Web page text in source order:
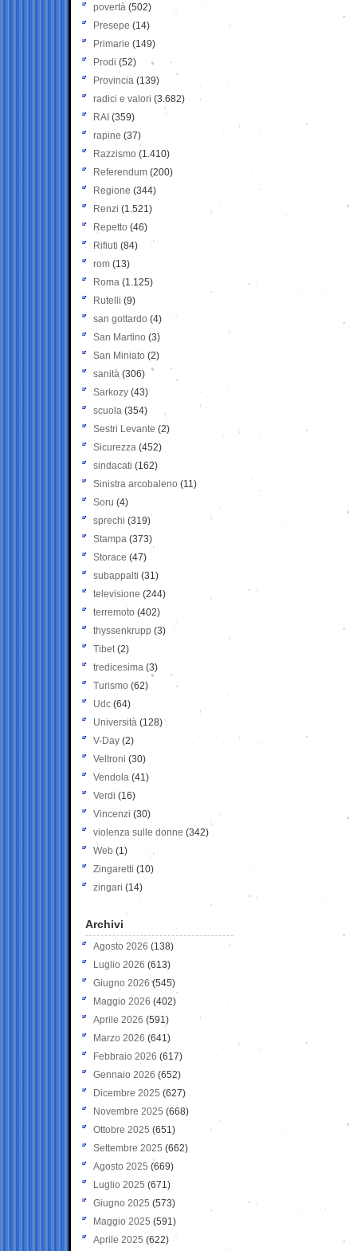
povertà (502)
Presepe (14)
Primarie (149)
Prodi (52)
Provincia (139)
radici e valori (3.682)
RAI (359)
rapine (37)
Razzismo (1.410)
Referendum (200)
Regione (344)
Renzi (1.521)
Repetto (46)
Rifiuti (84)
rom (13)
Roma (1.125)
Rutelli (9)
san gottardo (4)
San Martino (3)
San Miniato (2)
sanità (306)
Sarkozy (43)
scuola (354)
Sestri Levante (2)
Sicurezza (452)
sindacati (162)
Sinistra arcobaleno (11)
Soru (4)
sprechi (319)
Stampa (373)
Storace (47)
subappalti (31)
televisione(244)
terremoto (402)
thyssenkrupp (3)
Tibet(2)
tredicesima (3)
Turismo (62)
Udc (64)
Università (128)
V-Day (2)
Veltroni (30)
Vendola (41)
Verdi (16)
Vincenzi (30)
violenza sulle donne (342)
Web (1)
Zingaretti (10)
zingari (14)
Archivi
Agosto 2026 (138)
Luglio 2026 (613)
Giugno 2026 (545)
Maggio 2026 (402)
Aprile 2026 (591)
Marzo 2026 (641)
Febbraio 2026 (617)
Gennaio 2026 (652)
Dicembre 2025 (627)
Novembre 2025 (668)
Ottobre 2025 (651)
Settembre 2025 (662)
Agosto 2025 (669)
Luglio 2025 (671)
Giugno 2025 (573)
Maggio 2025 (591)
Aprile 2025 (622)